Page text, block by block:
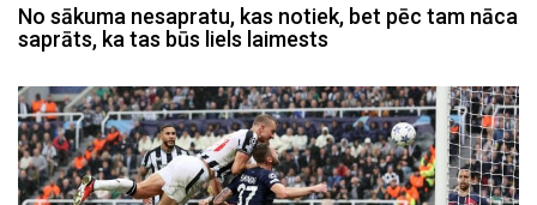
No sākuma nesapratu, kas notiek, bet pēc tam nāca
saprāts, ka tas būs liels laimests